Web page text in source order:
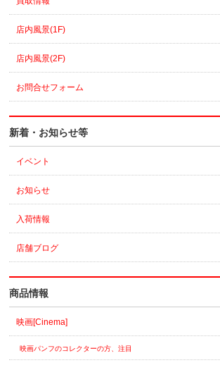
店内風景(1F)
店内風景(2F)
お問合せフォーム
新着・お知らせ等
イベント
お知らせ
入荷情報
店舗ブログ
商品情報
映画[Cinema]
映画パンフのコレクターの方、注目